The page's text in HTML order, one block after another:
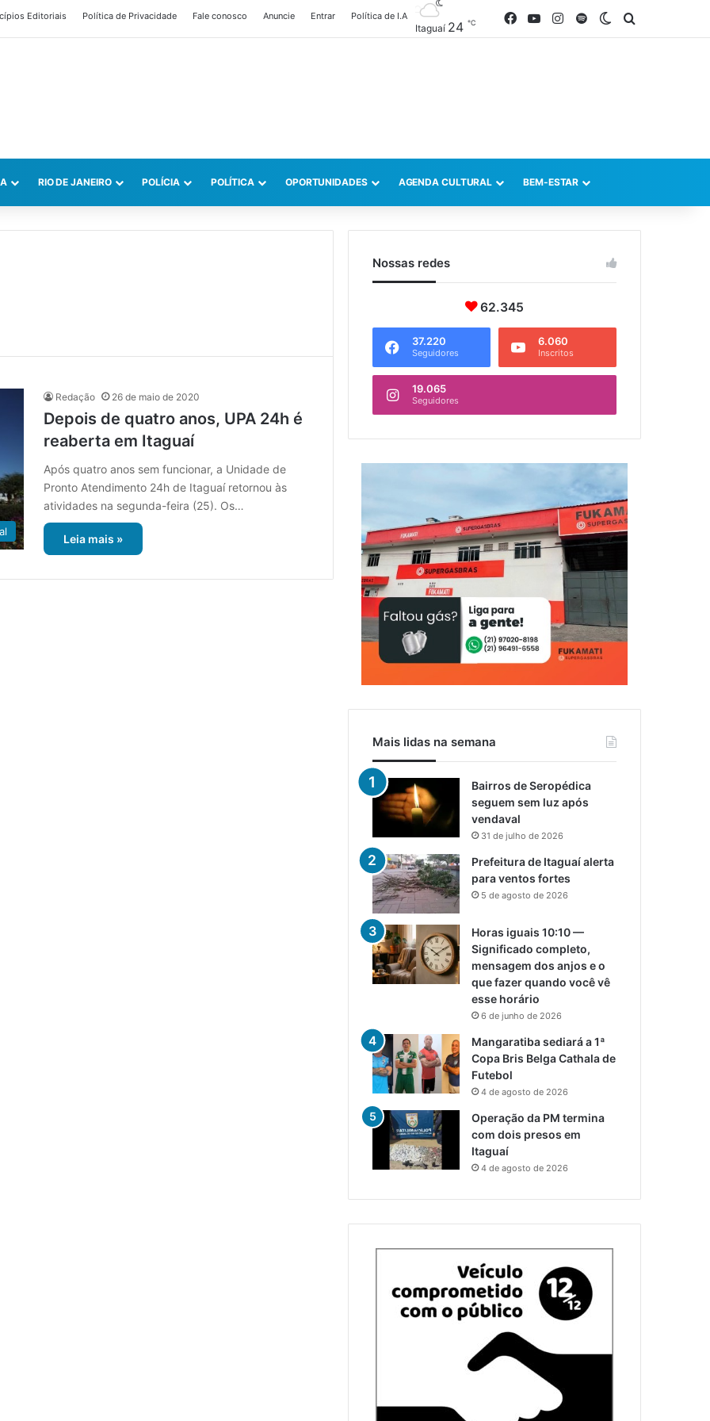
Editoriais Política de Privacidade Fale conosco Anuncie Entrar Política de I.A
Itaguaí 24 ℃ FacebookYouTubeInstagram
SpotifySwitch skin
RIO DE JANEIRO POLÍCIA POLÍTICA OPORTUNIDADES AGENDA CULTURAL BEM-ESTAR
Redação 26 de maio de 2020
Depois de quatro anos, UPA 24h é
reaberta em Itaguaí
Após quatro anos sem funcionar, a Unidade de
Pronto Atendimento 24h de Itaguaí retornou às
atividades na segunda-feira (25). Os…
Leia mais »
Nossas redes
62.345
37.220
Seguidores
6.060
Inscritos
19.065
Seguidores
Mais lidas na semana
Bairros de Seropédica
seguem sem luz após
vendaval
31 de julho de 2026
Prefeitura de Itaguaí alerta
para ventos fortes
5 de agosto de 2026
Horas iguais 10:10 —
Significado completo,
mensagem dos anjos e o
que fazer quando você vê
esse horário
6 de junho de 2026
Mangaratiba sediará a 1ª
Copa Bris Belga Cathala de
Futebol
4 de agosto de 2026
Operação da PM termina
com dois presos em
Itaguaí
4 de agosto de 2026